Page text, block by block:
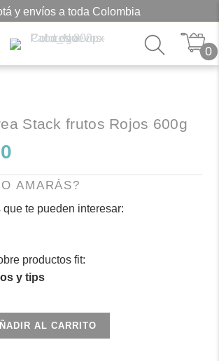
y envíos a toda Colombia
0
Stack frutos Rojos 600g
AMARÁS?
que te pueden interesar:
productos fit:
y tips
AL CARRITO